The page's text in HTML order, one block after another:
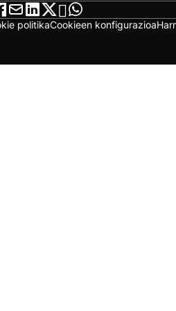
politikaCookieen konfigurazioa